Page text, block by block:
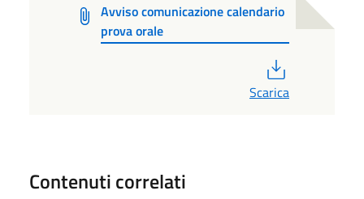
Avviso comunicazione calendario
prova orale
Scarica
Contenuti correlati